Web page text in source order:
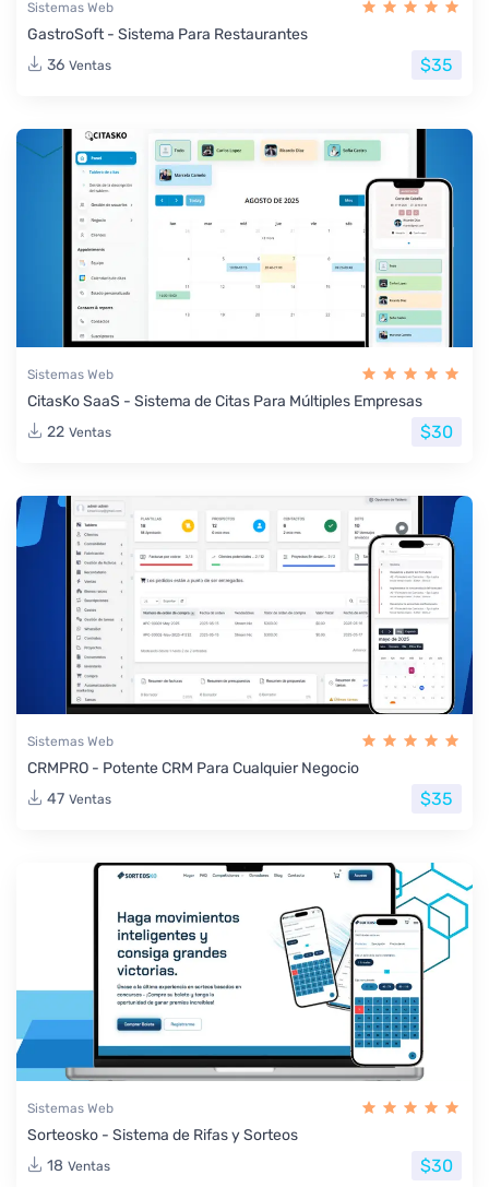
Sistemas Web
GastroSoft - Sistema Para Restaurantes
36 Ventas $35
Sistemas Web
CitasKo SaaS - Sistema de Citas Para Múltiples Empresas
22 Ventas $30
Sistemas Web
CRMPRO - Potente CRM Para Cualquier Negocio
47 Ventas $35
Sistemas Web
Sorteosko - Sistema de Rifas y Sorteos
18 Ventas $30